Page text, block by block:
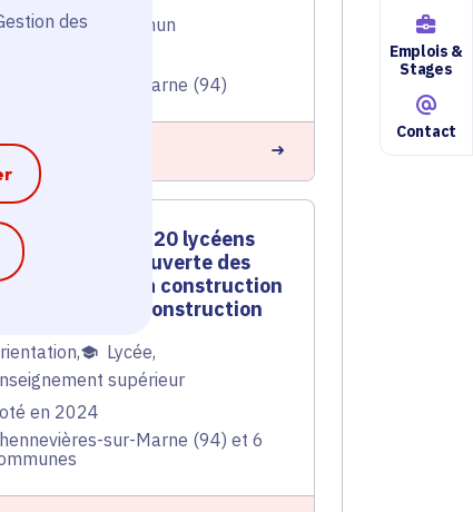
des
Emplois &
Stages
Contact
en commun
Chennevières-sur-Marne (94)
plus
Soutien à 1820 lycéens
pour la découverte des
métiers de la construction
et de l'éco-construction
, Lycée,
supérieur
en 2024
sur-Marne (94) et 6